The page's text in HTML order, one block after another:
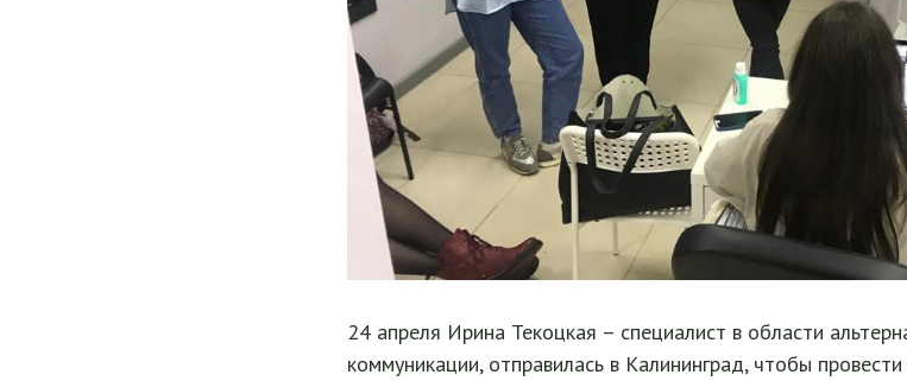
24 апреля Ирина Текоцкая – специалист в области
коммуникации, отправилась в Калининград, чтобы